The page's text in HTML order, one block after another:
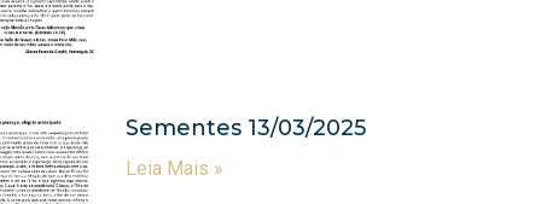
Sementes 13/03/2025
Leia Mais »